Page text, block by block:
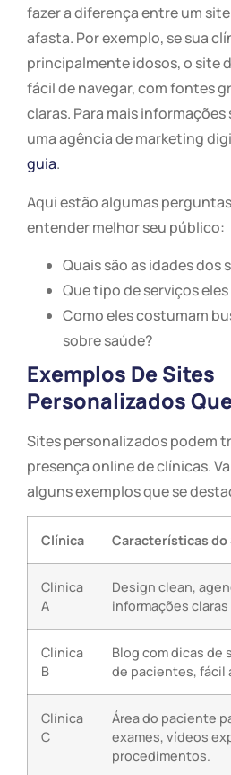
fazer a diferença entre um
afasta. Por exemplo, se sua
principalmente idosos, o site
fácil de navegar, com fontes
claras. Para mais
uma agência de marketing
guia.
Aqui estão algumas
entender melhor seu público:
Quais são as idades dos
Que tipo de serviços
Como eles costumam
sobre saúde?
Exemplos De Sites
Personalizados
Sites personalizados podem
presença online de clínicas.
alguns exemplos que se
Clínica Características do
Clínica
A
Design clean,
informações
Clínica
B
Blog com dicas de
de pacientes, fácil
Clínica
C
Área do paciente
exames, vídeos
procedimentos.